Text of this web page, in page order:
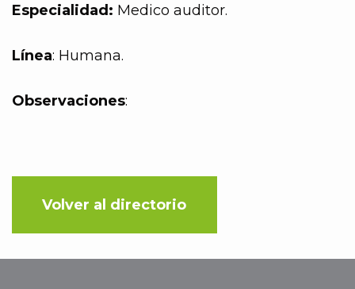
Especialidad: Medico auditor.
Línea: Humana.
Observaciones:
Volver al directorio